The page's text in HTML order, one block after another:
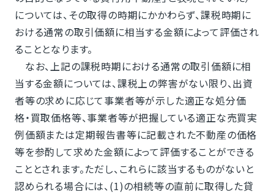
については、その取得の時期にかかわらず、課税時期に
おける通常の取引価額に相当する金額によって評価され
ることとなります。
なお、上記の課税時期における通常の取引価額に相
当する金額については、課税上の弊害がない限り、出資
者等の求めに応じて事業者等が示した適正な処分価
格・買取価格等、事業者等が把握している適正な売買実
例価額または定期報告書等に記載された不動産の価格
等を参酌して求めた金額によって評価することができる
こととされます。ただし、これらに該当するものがないと
認められる場合には、(1)の相続等の直前に取得した貸